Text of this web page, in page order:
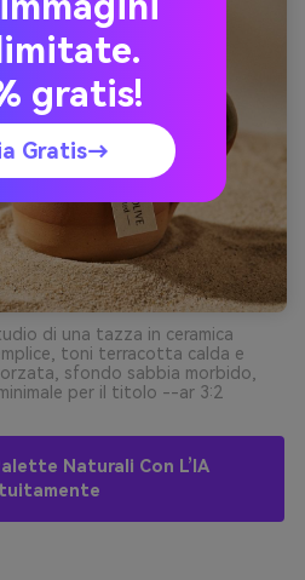
di una tazza in ceramica
toni terracotta calda e
sfondo sabbia morbido,
per il titolo --ar 3:2
Naturali Con L’IA
gratis!
Gratis→